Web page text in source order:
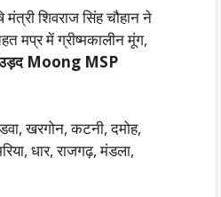
शिवराज सिंह चौहान ने
मप्र में ग्रीष्मकालीन मूंग,
उड़द Moong MSP
खरगोन, कटनी, दमोह,
धार, राजगढ़, मंडला,